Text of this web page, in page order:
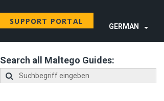
SUPPORT PORTAL
GERMAN
Search all Maltego Guides: